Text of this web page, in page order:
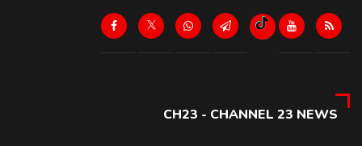
CH23 - CHANNEL 23 NEWS